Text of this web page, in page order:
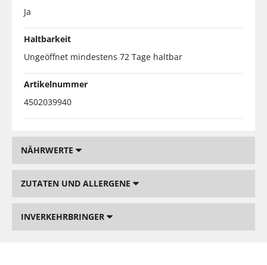
Ja
Haltbarkeit
Ungeöffnet mindestens 72 Tage haltbar
Artikelnummer
4502039940
NÄHRWERTE
ZUTATEN UND ALLERGENE
INVERKEHRBRINGER